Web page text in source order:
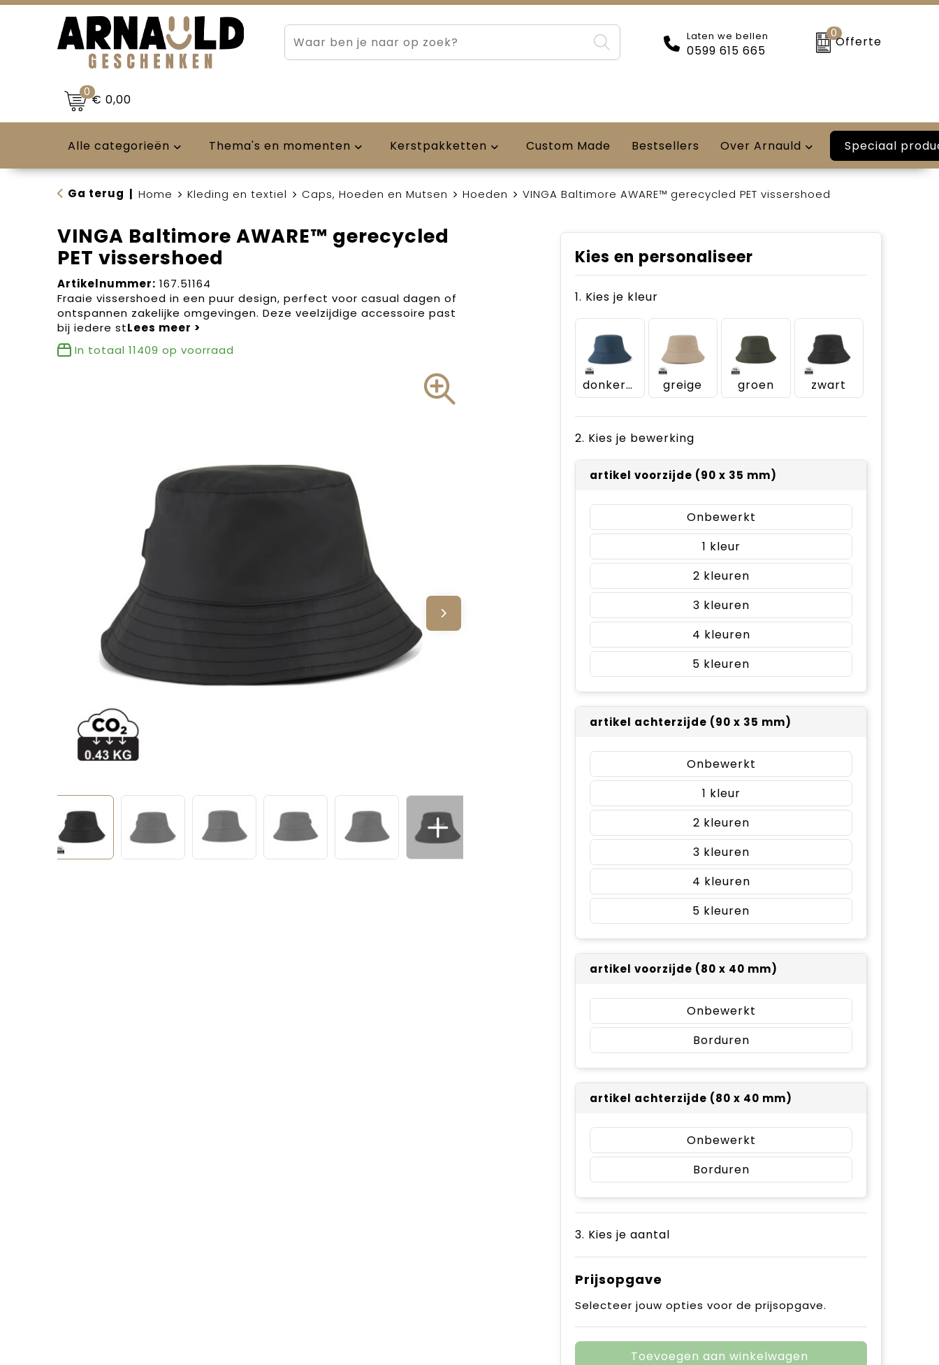
Laten we bellen
0599 615 665
0
Offerte
0€ 0,00
Alle categorieën Thema's en momenten Kerstpakketten Custom Made Bestsellers Over Arnauld Speciaal
Ga terug Home Kleding en textiel Caps, Hoeden en Mutsen Hoeden VINGA Baltimore AWARE™ gerecycled PET vissershoed
VINGA Baltimore AWARE™ gerecycled
PET vissershoed
Artikelnummer: 167.51164
Fraaie vissershoed in een puur design, perfect voor casual dagen of
ontspannen zakelijke omgevingen. Deze veelzijdige accessoire past
bij iedere st
In totaal 11409 op voorraad
Kies en personaliseer
1. Kies je kleur
donkerblauw greige groen zwart
2. Kies je bewerking
artikel voorzijde (90 x 35 mm)
Onbewerkt
1
2
3
4
5
artikel achterzijde (90 x 35 mm)
Onbewerkt
1
2
3
4
5
artikel voorzijde (80 x 40 mm)
Onbewerkt
Borduren
artikel achterzijde (80 x 40 mm)
Onbewerkt
Borduren
3. Kies je aantal
Prijsopgave
Selecteer jouw opties voor de prijsopgave.
Toevoegen aan winkelwagen